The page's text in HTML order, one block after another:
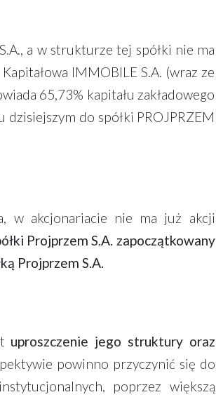
a w strukturze tej spółki nie ma
IMMOBILE S.A. (wraz ze
65,73% kapitału zakładowego
do spółki PROJPRZEM
w akcjonariacie nie ma już akcji
Projprzem S.A. zapoczątkowany
Projprzem S.A.
uproszczenie jego struktury oraz
powinno przyczynić się do
poprzez większą